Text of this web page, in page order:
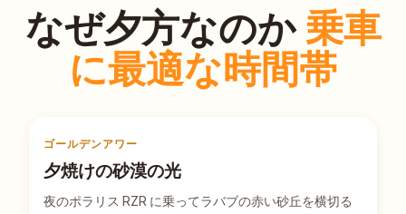
なぜ夕方なのか乗車
に最適な時間帯
ゴールデンアワー
夕焼けの砂漠の光
夜のポラリス RZR に乗ってラバブの赤い砂丘を横切る